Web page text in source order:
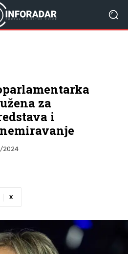
za
i
2024
X